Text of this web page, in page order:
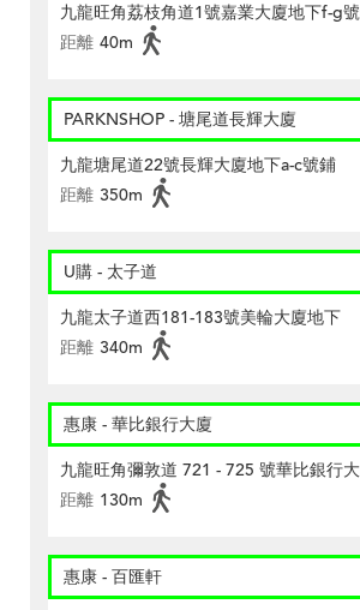
九龍旺角荔枝角道1號嘉業大廈地下f-g
距離 40m
PARKNSHOP - 塘尾道長輝大廈
九龍塘尾道22號長輝大廈地下a-c號鋪
距離 350m
U購 - 太子道
九龍太子道西181-183號美輪大廈地下
距離 340m
惠康 - 華比銀行大廈
九龍旺角彌敦道 721 - 725 號華比銀行
距離 130m
惠康 - 百匯軒